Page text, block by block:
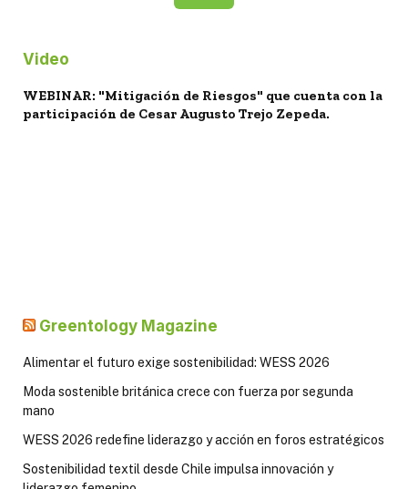
Video
WEBINAR: "Mitigación de Riesgos" que cuenta con la
participación de Cesar Augusto Trejo Zepeda.
Greentology Magazine
Alimentar el futuro exige sostenibilidad: WESS 2026
Moda sostenible británica crece con fuerza por segunda
mano
WESS 2026 redefine liderazgo y acción en foros estratégicos
Sostenibilidad textil desde Chile impulsa innovación y